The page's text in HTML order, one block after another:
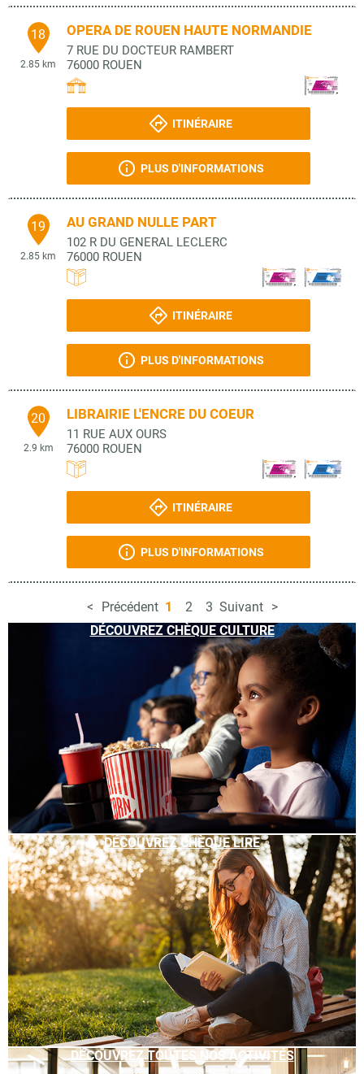
18
2.85 km
OPERA DE ROUEN HAUTE NORMANDIE
7 RUE DU DOCTEUR RAMBERT
76000 ROUEN
ITINÉRAIRE
PLUS D'INFORMATIONS
19
2.85 km
AU GRAND NULLE PART
102 R DU GENERAL LECLERC
76000 ROUEN
ITINÉRAIRE
PLUS D'INFORMATIONS
20
2.9 km
LIBRAIRIE L'ENCRE DU COEUR
11 RUE AUX OURS
76000 ROUEN
ITINÉRAIRE
PLUS D'INFORMATIONS
Précédent 1 2 3 Suivant
DÉCOUVREZ CHÈQUE CULTURE
DÉCOUVREZ CHÈQUE LIRE
DÉCOUVREZ TOUTES NOS ACTIVITÉS